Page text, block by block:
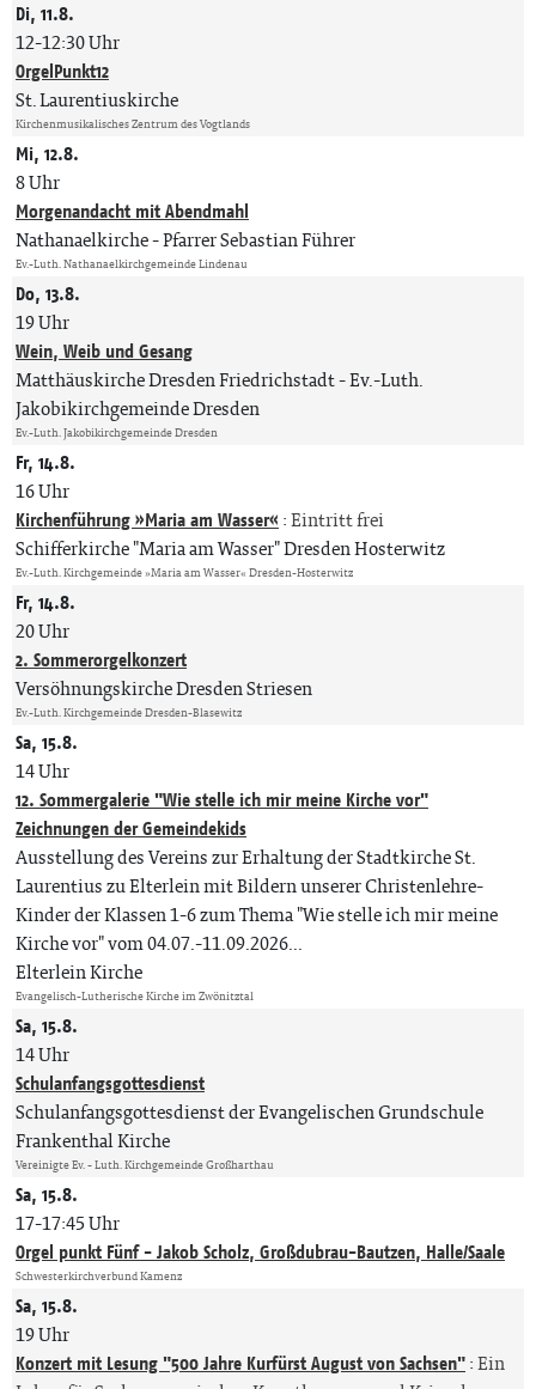
Di, 11.8.
12-12:30 Uhr
OrgelPunkt12
St. Laurentiuskirche
Kirchenmusikalisches Zentrum des Vogtlands
Mi, 12.8.
8 Uhr
Morgenandacht mit Abendmahl
Nathanaelkirche Pfarrer Sebastian Führer
Ev.-Luth. Nathanaelkirchgemeinde Lindenau
Do, 13.8.
19 Uhr
Wein, Weib und Gesang
Matthäuskirche Dresden Friedrichstadt Ev.-Luth.
Jakobikirchgemeinde Dresden
Ev.-Luth. Jakobikirchgemeinde Dresden
Fr, 14.8.
16 Uhr
Kirchenführung »Maria am Wasser« :Eintritt frei
Schifferkirche "Maria am Wasser" Dresden Hosterwitz
Ev.-Luth. Kirchgemeinde »Maria am Wasser« Dresden-Hosterwitz
Fr, 14.8.
20 Uhr
2. Sommerorgelkonzert
Versöhnungskirche Dresden Striesen
Ev.-Luth. Kirchgemeinde Dresden-Blasewitz
Sa, 15.8.
14 Uhr
12. Sommergalerie "Wie stelle ich mir meine Kirche vor"
Zeichnungen der Gemeindekids
Ausstellung des Vereins zur Erhaltung der Stadtkirche St.
Laurentius zu Elterlein mit Bildern unserer Christenlehre-
Kinder der Klassen 1-6 zum Thema "Wie stelle ich mir meine
Kirche vor" vom 04.07.-11.09.2026...
Elterlein Kirche
Evangelisch-Lutherische Kirche im Zwönitztal
Sa, 15.8.
14 Uhr
Schulanfangsgottesdienst
Schulanfangsgottesdienst der Evangelischen Grundschule
Frankenthal Kirche
Vereinigte Ev. - Luth. Kirchgemeinde Großharthau
Sa, 15.8.
17-17:45 Uhr
Orgel punkt Fünf - Jakob Scholz, Großdubrau-Bautzen, Halle/Saale
Schwesterkirchverbund Kamenz
Sa, 15.8.
19 Uhr
Konzert mit Lesung "500 Jahre Kurfürst August von Sachsen":Ein